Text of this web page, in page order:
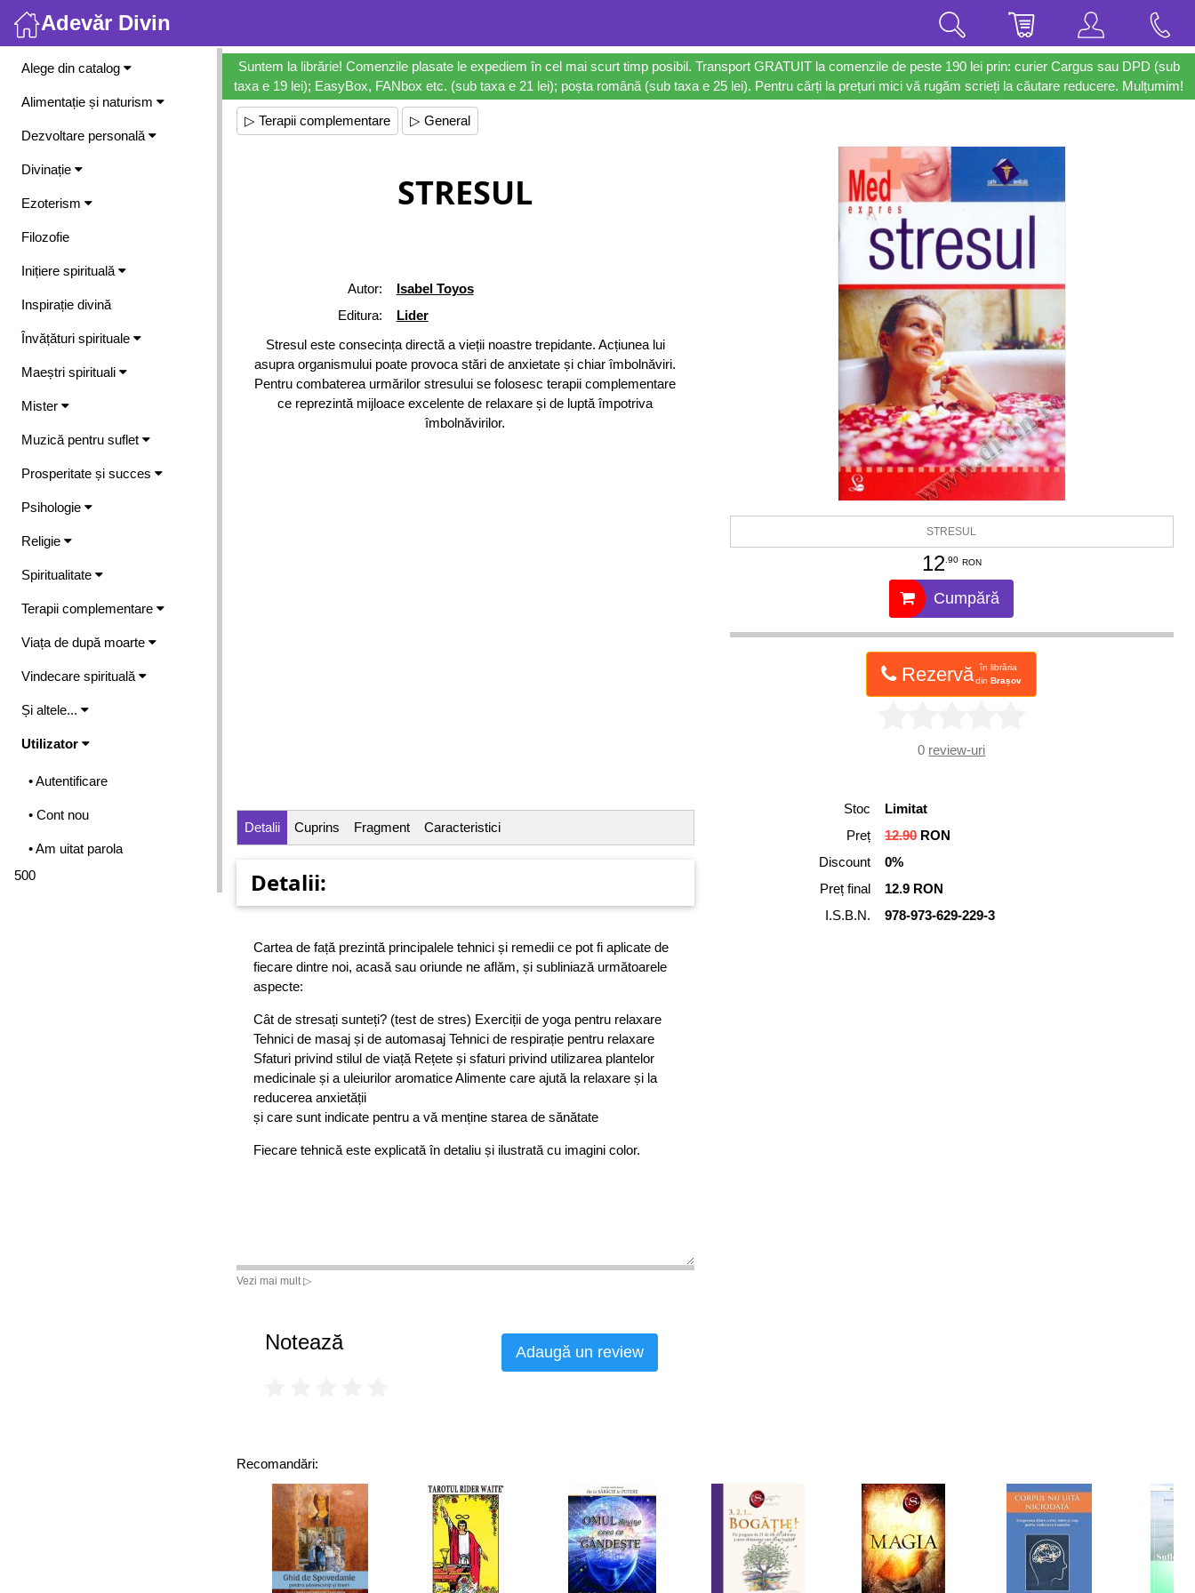
Adevăr Divin
Meniu
Alege din catalog
Alimentație și naturism
Dezvoltare personală
Divinație
Ezoterism
Filozofie
Inițiere spirituală
Inspirație divină
Învățături spirituale
Maeștri spirituali
Mister
Muzică pentru suflet
Prosperitate și succes
Psihologie
Religie
Spiritualitate
Terapii complementare
Viața de după moarte
Vindecare spirituală
Și altele...
Utilizator
• Autentificare
• Cont nou
• Am uitat parola
500
Suntem la librărie! Comenzile plasate le expediem în cel mai scurt timp posibil. Transport GRATUIT la comenzile de peste 190 lei prin: curier Cargus sau DPD (sub
taxa e 19 lei); EasyBox, FANbox etc. (sub taxa e 21 lei); poșta română (sub taxa e 25 lei). Pentru cărți la prețuri mici vă rugăm scrieți la căutare reducere. Mulțumim!
▷ Terapii complementare ▷ General
STRESUL
Autor:
Isabel Toyos
Editura:
Lider
Stresul este consecința directă a vieții noastre trepidante. Acțiunea lui
asupra organismului poate provoca stări de anxietate și chiar îmbolnăviri.
Pentru combaterea urmărilor stresului se folosesc terapii complementare
ce reprezintă mijloace excelente de relaxare și de luptă împotriva
îmbolnăvirilor.
STRESUL
12 .90 RON
Cumpără
Rezervă
în librăria
dinBrașov
0 review-uri
Detalii Cuprins Fragment Caracteristici
Detalii:
Cartea de față prezintă principalele tehnici și remedii ce pot fi aplicate de
fiecare dintre noi, acasă sau oriunde ne aflăm, și subliniază următoarele
aspecte:
Cât de stresați sunteți? (test de stres) Exerciții de yoga pentru relaxare
Tehnici de masaj și de automasaj Tehnici de respirație pentru relaxare
Sfaturi privind stilul de viață Rețete și sfaturi privind utilizarea plantelor
medicinale și a uleiurilor aromatice Alimente care ajută la relaxare și la
reducerea anxietății
și care sunt indicate pentru a vă menține starea de sănătate
Fiecare tehnică este explicată în detaliu și ilustrată cu imagini color.
Vezi mai mult ▷
Stoc
Limitat
Preț
12.90RON
Discount
0%
Preț final
12.9 RON
I.S.B.N.
978-973-629-229-3
Notează Adaugă un review
Recomandări: